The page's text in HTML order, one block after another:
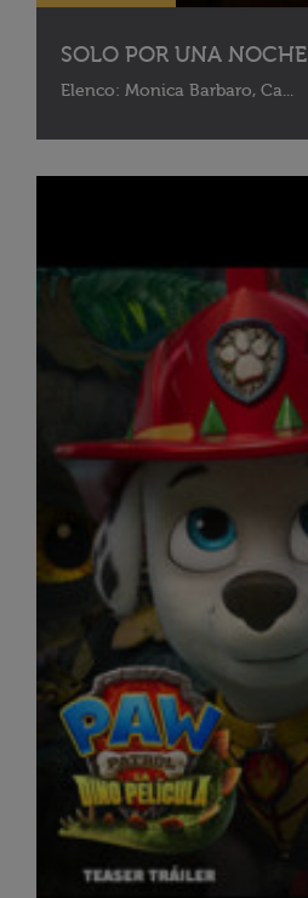
SOLO POR UNA NOCHE
Elenco: Monica Barbaro, Ca...